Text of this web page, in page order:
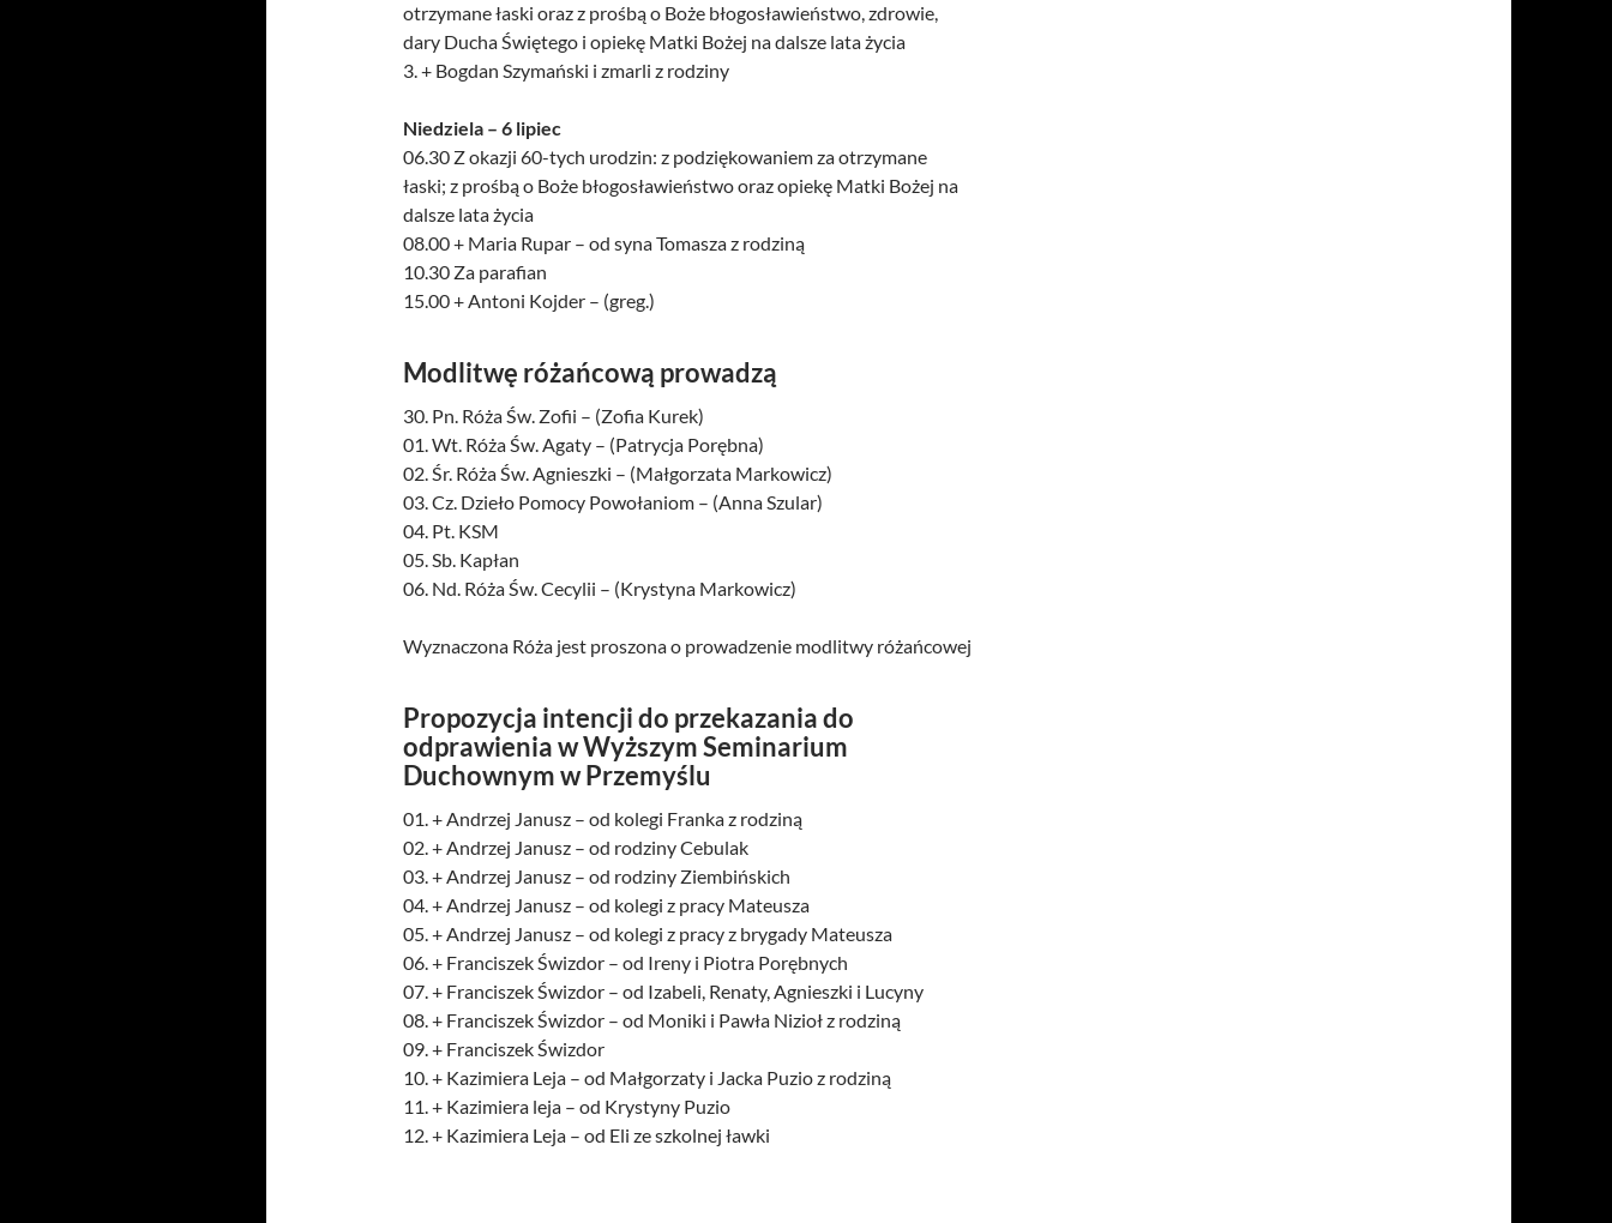
otrzymane łaski oraz z prośbą o Boże błogosławieństwo, zdrowie,
dary Ducha Świętego i opiekę Matki Bożej na dalsze lata życia
3. + Bogdan Szymański i zmarli z rodziny
Niedziela – 6 lipiec
06.30 Z okazji 60-tych urodzin: z podziękowaniem za otrzymane
łaski; z prośbą o Boże błogosławieństwo oraz opiekę Matki Bożej na
dalsze lata życia
08.00 + Maria Rupar – od syna Tomasza z rodziną
10.30 Za parafian
15.00 + Antoni Kojder – (greg.)
Modlitwę różańcową prowadzą
30. Pn. Róża Św. Zofii – (Zofia Kurek)
01. Wt. Róża Św. Agaty – (Patrycja Porębna)
02. Śr. Róża Św. Agnieszki – (Małgorzata Markowicz)
03. Cz. Dzieło Pomocy Powołaniom – (Anna Szular)
04. Pt. KSM
05. Sb. Kapłan
06. Nd. Róża Św. Cecylii – (Krystyna Markowicz)
Wyznaczona Róża jest proszona o prowadzenie modlitwy różańcowej
Propozycja intencji do przekazania do
odprawienia w Wyższym Seminarium
Duchownym w Przemyślu
01. + Andrzej Janusz – od kolegi Franka z rodziną
02. + Andrzej Janusz – od rodziny Cebulak
03. + Andrzej Janusz – od rodziny Ziembińskich
04. + Andrzej Janusz – od kolegi z pracy Mateusza
05. + Andrzej Janusz – od kolegi z pracy z brygady Mateusza
06. + Franciszek Świzdor – od Ireny i Piotra Porębnych
07. + Franciszek Świzdor – od Izabeli, Renaty, Agnieszki i Lucyny
08. + Franciszek Świzdor – od Moniki i Pawła Nizioł z rodziną
09. + Franciszek Świzdor
10. + Kazimiera Leja – od Małgorzaty i Jacka Puzio z rodziną
11. + Kazimiera leja – od Krystyny Puzio
12. + Kazimiera Leja – od Eli ze szkolnej ławki